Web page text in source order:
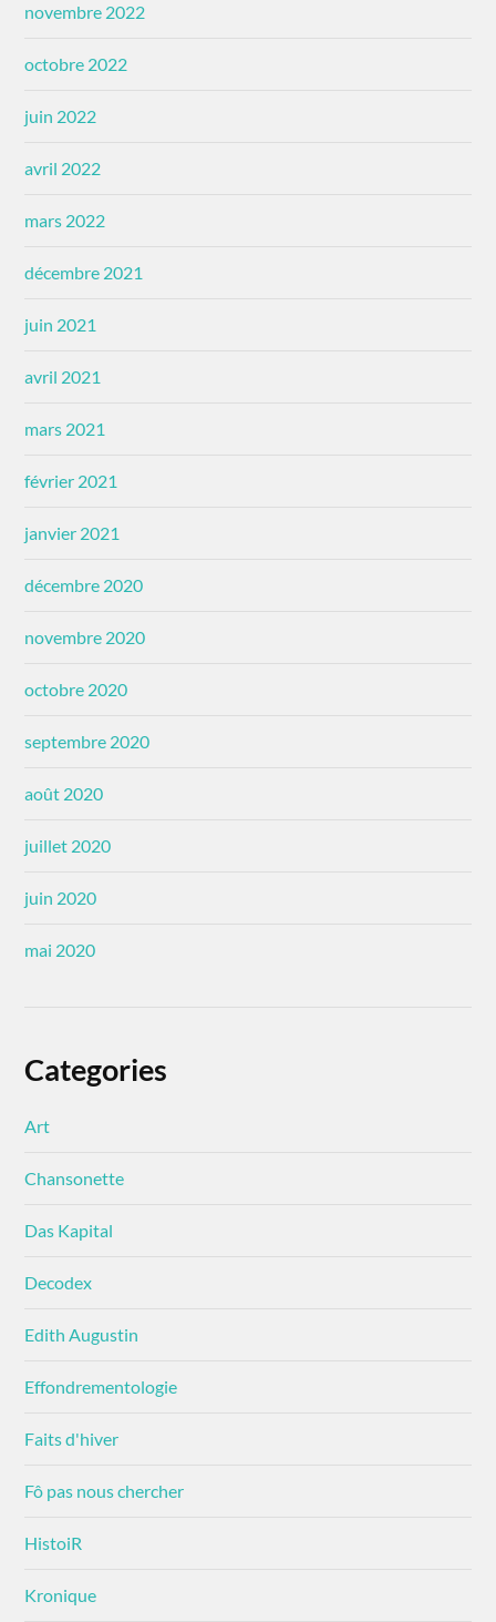
novembre 2022
octobre 2022
juin 2022
avril 2022
mars 2022
décembre 2021
juin 2021
avril 2021
mars 2021
février 2021
janvier 2021
décembre 2020
novembre 2020
octobre 2020
septembre 2020
août 2020
juillet 2020
juin 2020
mai 2020
Categories
Art
Chansonette
Das Kapital
Decodex
Edith Augustin
Effondrementologie
Faits d'hiver
Fô pas nous chercher
HistoiR
Kronique